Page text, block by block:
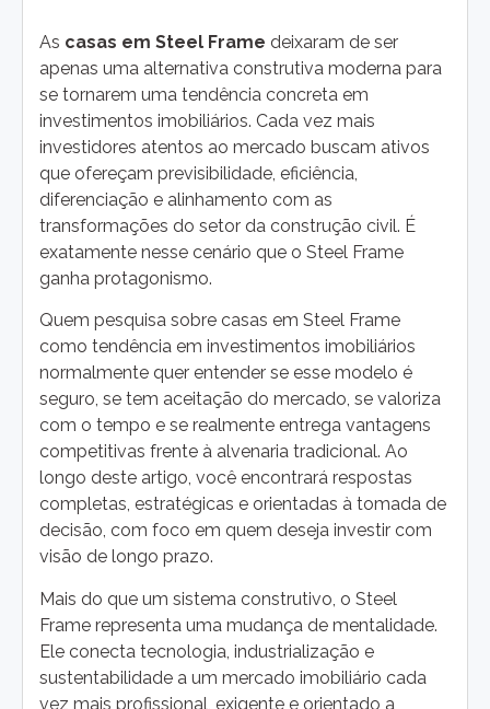
As casas em Steel Frame deixaram de ser
apenas uma alternativa construtiva moderna para
se tornarem uma tendência concreta em
investimentos imobiliários. Cada vez mais
investidores atentos ao mercado buscam ativos
que ofereçam previsibilidade, eficiência,
diferenciação e alinhamento com as
transformações do setor da construção civil. É
exatamente nesse cenário que o Steel Frame
ganha protagonismo.
Quem pesquisa sobre casas em Steel Frame
como tendência em investimentos imobiliários
normalmente quer entender se esse modelo é
seguro, se tem aceitação do mercado, se valoriza
com o tempo e se realmente entrega vantagens
competitivas frente à alvenaria tradicional. Ao
longo deste artigo, você encontrará respostas
completas, estratégicas e orientadas à tomada de
decisão, com foco em quem deseja investir com
visão de longo prazo.
Mais do que um sistema construtivo, o Steel
Frame representa uma mudança de mentalidade.
Ele conecta tecnologia, industrialização e
sustentabilidade a um mercado imobiliário cada
vez mais profissional, exigente e orientado a